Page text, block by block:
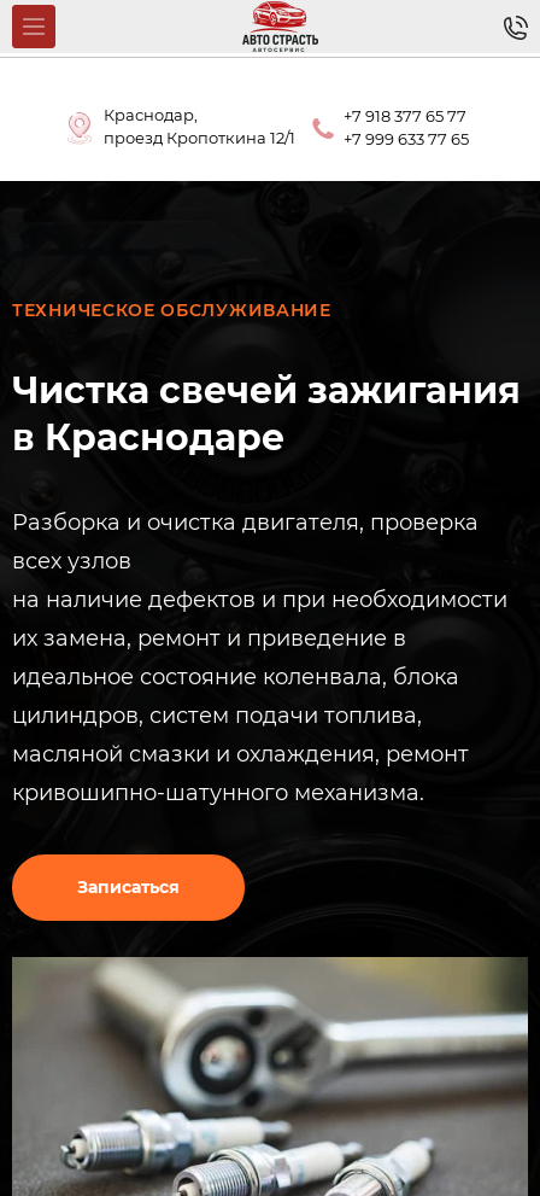
Краснодар,
проезд Кропоткина 12/1
+7 918 377 65 77
+7 999 633 77 65
ТЕХНИЧЕСКОЕ ОБСЛУЖИВАНИЕ
Чистка свечей зажигания
в Краснодаре
Разборка и очистка двигателя, проверка
всех узлов
на наличие дефектов и при необходимости
их замена, ремонт и приведение в
идеальное состояние коленвала, блока
цилиндров, систем подачи топлива,
масляной смазки и охлаждения, ремонт
кривошипно-шатунного механизма.
Записаться